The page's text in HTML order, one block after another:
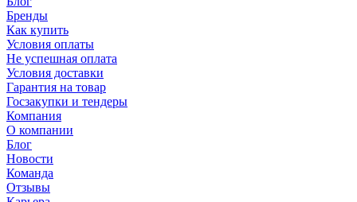
Бренды
Как купить
Условия оплаты
Не успешная оплата
Условия доставки
Гарантия на товар
Госзакупки и тендеры
Компания
О компании
Блог
Новости
Команда
Отзывы